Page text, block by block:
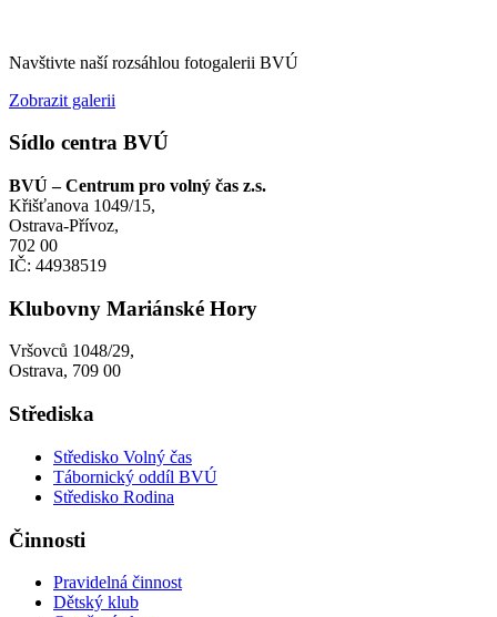
Navštivte naší rozsáhlou fotogalerii BVÚ
Zobrazit galerii
Sídlo centra BVÚ
BVÚ – Centrum pro volný čas z.s.
Křišťanova 1049/15,
Ostrava-Přívoz,
702 00
IČ: 44938519
Klubovny Mariánské Hory
Vršovců 1048/29,
Ostrava, 709 00
Střediska
Středisko Volný čas
Tábornický oddíl BVÚ
Středisko Rodina
Činnosti
Pravidelná činnost
Dětský klub